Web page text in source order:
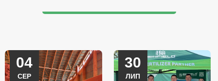
04
СЕР
30
ЛИП